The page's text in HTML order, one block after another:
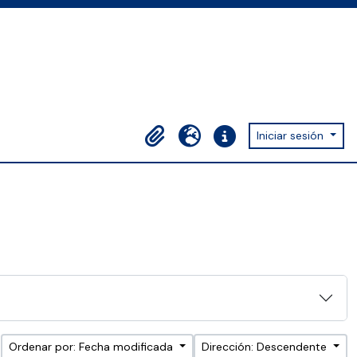
Portapapeles
Idioma Enlaces rápidos
Iniciar sesión
Ordenar por: Fecha modificada Dirección: Descendente